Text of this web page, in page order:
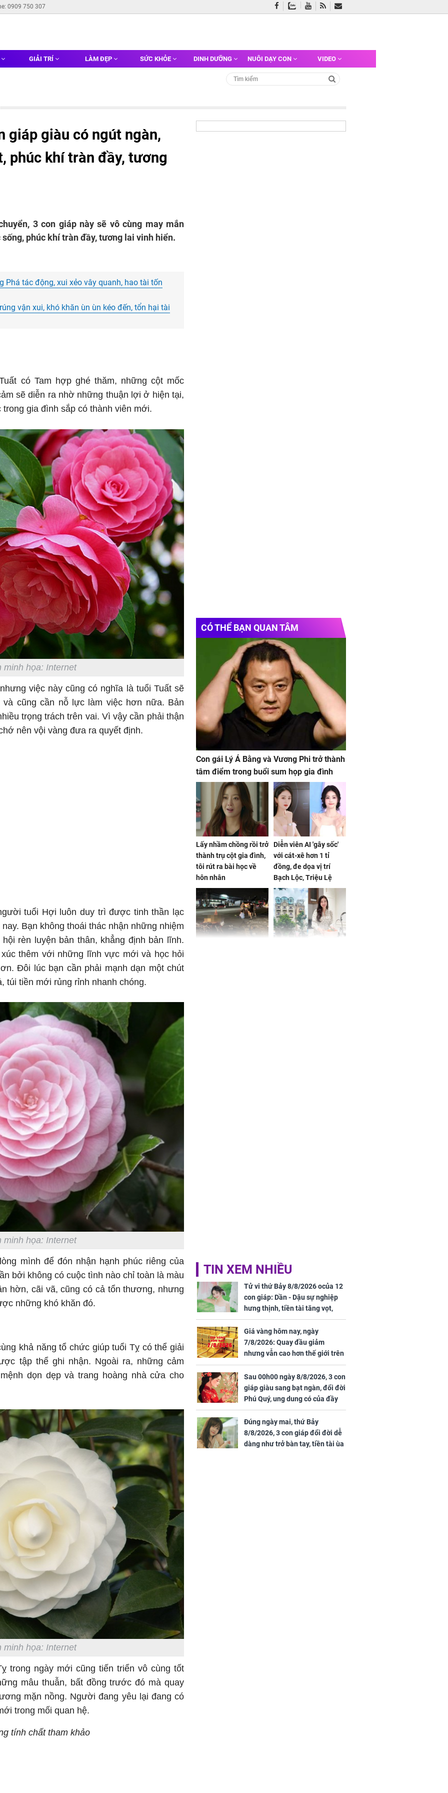
0909 750 307
GIẢI TRÍ LÀM ĐẸP SỨC KHỎE DINH DƯỠNG NUÔI DẠY CON VIDEO
giáp giàu có ngút ngàn,
phúc khí tràn đầy, tương
3 con giáp này sẽ vô cùng may mắn
phúc khí tràn đầy, tương lai vinh hiển.
Phá tác động, xui xẻo vây quanh, hao tài tốn
vận xui, khó khăn ùn ùn kéo đến, tổn hại tài
có Tam hợp ghé thăm, những cột mốc
sẽ diễn ra nhờ những thuận lợi ở hiện tại,
gia đình sắp có thành viên mới.
minh họa: Internet
việc này cũng có nghĩa là tuổi Tuất sẽ
cũng cần nỗ lực làm việc hơn nữa. Bản
trọng trách trên vai. Vì vậy cần phải thận
nên vội vàng đưa ra quyết định.
tuổi Hợi luôn duy trì được tinh thần lạc
Bạn không thoái thác nhận những nhiệm
rèn luyện bản thân, khẳng định bản lĩnh.
thêm với những lĩnh vực mới và học hỏi
Đôi lúc bạn cần phải mạnh dạn một chút
túi tiền mới rủng rỉnh nhanh chóng.
minh họa: Internet
mình để đón nhận hạnh phúc riêng của
bởi không có cuộc tình nào chỉ toàn là màu
hờn, cãi vã, cũng có cả tổn thương, nhưng
những khó khăn đó.
khả năng tổ chức giúp tuổi Tỵ có thể giải
tập thể ghi nhận. Ngoài ra, những cảm
dọn dẹp và trang hoàng nhà cửa cho
minh họa: Internet
trong ngày mới cũng tiến triển vô cùng tốt
mâu thuẫn, bất đồng trước đó mà quay
mặn nồng. Người đang yêu lại đang có
trong mối quan hệ.
tính chất tham khảo
CÓ THỂ BẠN QUAN TÂM
Con gái Lý Á Bằng và Vương Phi trở thành
tâm điểm trong buổi sum họp gia đình
Lấy nhầm chồng rồi trở
thành trụ cột gia đình,
tôi rút ra bài học về
hôn nhân
Diễn viên AI 'gây sốc'
với cát-xê hơn 1 tỉ
đồng, đe dọa vị trí
Bạch Lộc, Triệu Lệ
Dĩnh
TIN XEM NHIỀU
Tử vi thứ Bảy 8/8/2026 ocủa 12
con giáp: Dần - Dậu sự nghiệp
hưng thịnh, tiền tài tăng vọt,
Mão - Thân công việc bất trắc,
tiền mất tật mang
Giá vàng hôm nay, ngày
7/8/2026: Quay đầu giảm
nhưng vẫn cao hơn thế giới trên
7 triệu đồng
Sau 00h00 ngày 8/8/2026, 3 con
giáp giàu sang bạt ngàn, đổi đời
Phú Quý, ung dung có của đầy
nhà, ngày càng hưng thịnh sung
túc
Đúng ngày mai, thứ Bảy
8/8/2026, 3 con giáp đổi đời dễ
dàng như trở bàn tay, tiền tài ùa